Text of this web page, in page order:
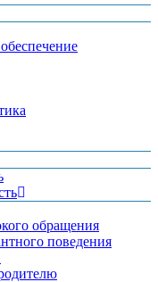
обращения
поведения